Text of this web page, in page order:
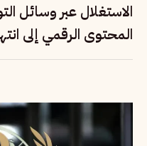
الاستغلال عبر وسائل
المحتوى الرقمي إلى